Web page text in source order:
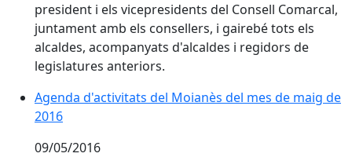
president i els vicepresidents del Consell Comarcal,
juntament amb els consellers, i gairebé tots els
alcaldes, acompanyats d'alcaldes i regidors de
legislatures anteriors.
Agenda d'activitats del Moianès del mes de maig de
2016
09/05/2016